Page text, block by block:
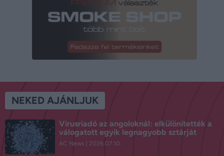
NEKED AJÁNLJUK
Vírusriadó az angoloknál: elkülönítették a
válogatott egyik legnagyobb sztárját
AC News 2026.07.10.